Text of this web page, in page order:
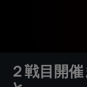
２戦目開